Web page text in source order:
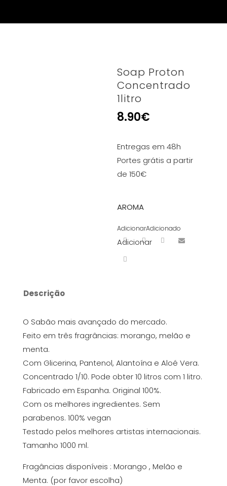
Soap Proton
Concentrado
1litro
8.90€
Entregas em 48h
Portes grátis a partir
de 150€
AROMA
AdicionarAdicionado
Adicionar
Descrição
O Sabão mais avançado do mercado.
Feito em três fragrâncias: morango, melão e
menta.
Com Glicerina, Pantenol, Alantoína e Aloé Vera.
Concentrado 1/10. Pode obter 10 litros com 1 litro.
Fabricado em Espanha. Original 100%.
Com os melhores ingredientes. Sem
parabenos. 100% vegan
Testado pelos melhores artistas internacionais.
Tamanho 1000 ml.
Fragâncias disponíveis : Morango , Melão e
Menta. (por favor escolha)